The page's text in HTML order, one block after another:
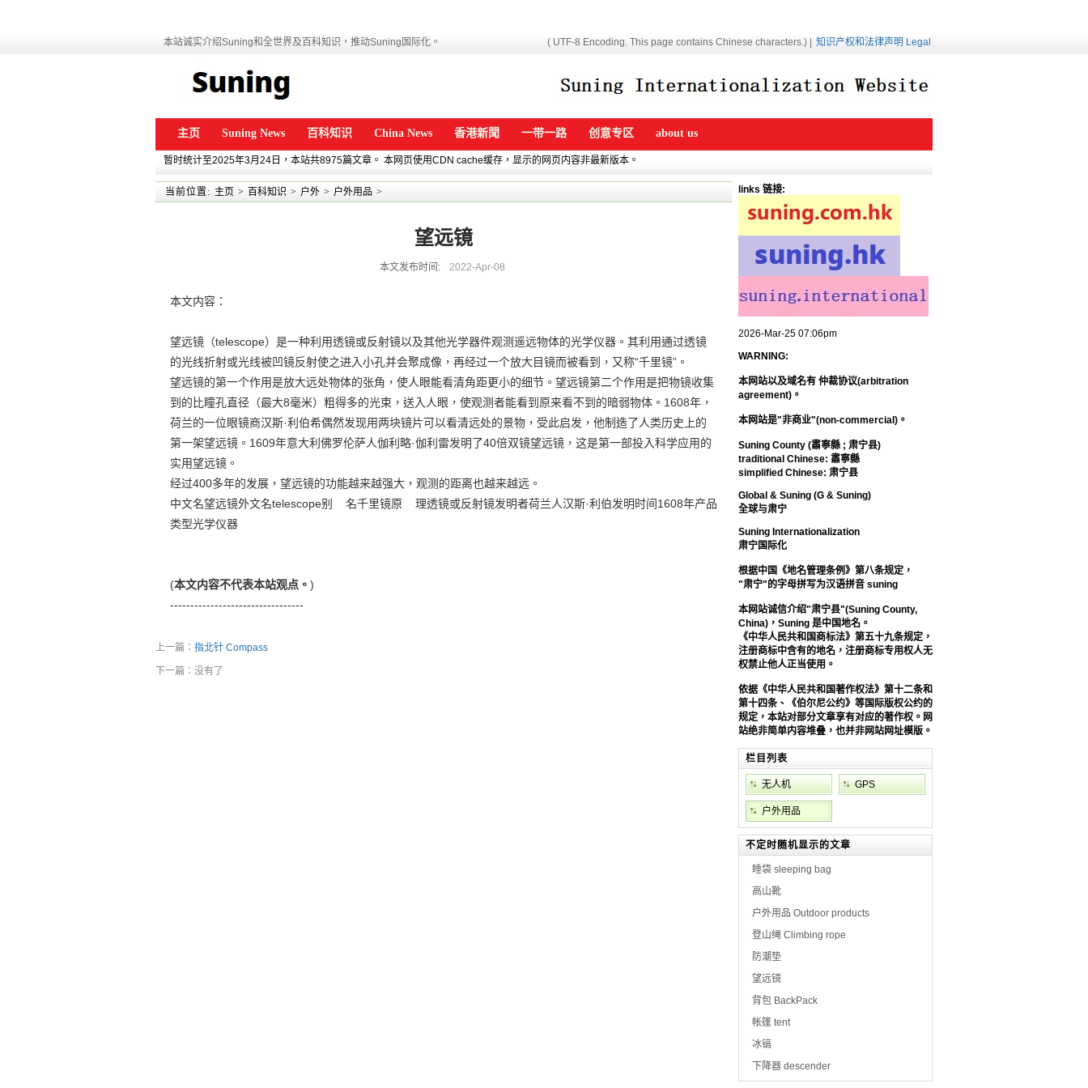
本站诚实介绍Suning和全世界及百科知识，推动Suning国际化。 ( UTF-8 Encoding. This page contains Chinese characters.) | 知识产权和法律声明 Legal
主页 Suning News 百科知识 China News 香港新聞 一带一路 创意专区 about us
暂时统计至2025年3月24日，本站共8975篇文章。 本网页使用CDN cache缓存，显示的网页内容非最新版本。
当前位置: 主页 > 百科知识 > 户外 > 户外用品 >
望远镜
本文发布时间: 2022-Apr-08
本文内容：
望远镜（telescope）是一种利用透镜或反射镜以及其他光学器件观测遥远物体的光学仪器。其利用通过透镜
的光线折射或光线被凹镜反射使之进入小孔并会聚成像，再经过一个放大目镜而被看到，又称“千里镜”。
望远镜的第一个作用是放大远处物体的张角，使人眼能看清角距更小的细节。望远镜第二个作用是把物镜收集
到的比瞳孔直径（最大8毫米）粗得多的光束，送入人眼，使观测者能看到原来看不到的暗弱物体。1608年，
荷兰的一位眼镜商汉斯·利伯希偶然发现用两块镜片可以看清远处的景物，受此启发，他制造了人类历史上的
第一架望远镜。1609年意大利佛罗伦萨人伽利略·伽利雷发明了40倍双镜望远镜，这是第一部投入科学应用的
实用望远镜。
经过400多年的发展，望远镜的功能越来越强大，观测的距离也越来越远。
中文名望远镜外文名telescope别 名千里镜原 理透镜或反射镜发明者荷兰人汉斯·利伯发明时间1608年产品
类型光学仪器
(本文内容不代表本站观点。 )
---------------------------------
上一篇： 指北针 Compass
下一篇：没有了
links 链接:
2026-Mar-25 07:06pm
WARNING:
本网站以及域名有 仲裁协议(arbitration
agreement)。
本网站是"非商业"(non-commercial)。
Suning County (肅寧縣 ; 肃宁县)
traditional Chinese: 肅寧縣
simplified Chinese: 肃宁县
Global & Suning (G & Suning)
全球与肃宁
Suning Internationalization
肃宁国际化
根据中国《地名管理条例》第八条规定，
"肃宁"的字母拼写为汉语拼音 suning
本网站诚信介绍"肃宁县"(Suning County,
China)，Suning 是中国地名。
《中华人民共和国商标法》第五十九条规定，
注册商标中含有的地名，注册商标专用权人无
权禁止他人正当使用。
依据《中华人民共和国著作权法》第十二条和
第十四条、《伯尔尼公约》等国际版权公约的
规定，本站对部分文章享有对应的著作权。网
站绝非简单内容堆叠，也并非网站网址模版。
栏目列表
无人机 GPS
户外用品
不定时随机显示的文章
睡袋 sleeping bag
高山靴
户外用品 Outdoor products
登山绳 Climbing rope
防潮垫
望远镜
背包 BackPack
帐篷 tent
冰镐
下降器 descender